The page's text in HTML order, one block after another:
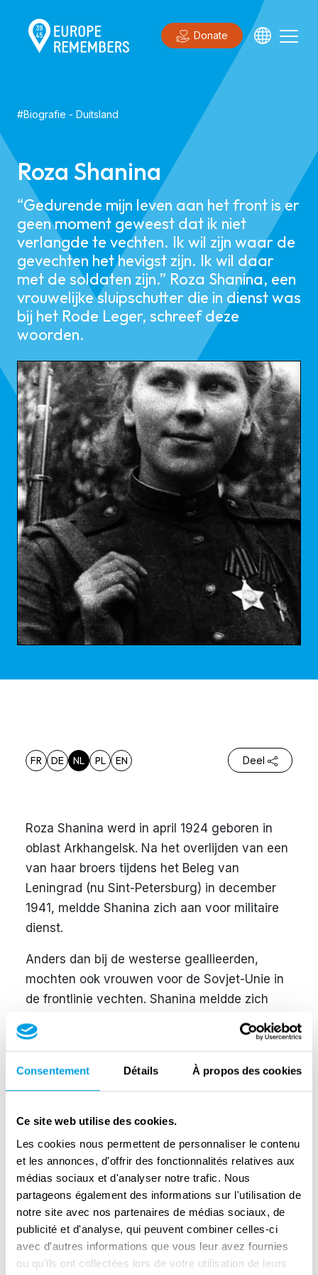
Consentement Détails À propos des cookies
Ce site web utilise des cookies.
Les cookies nous permettent de personnaliser le contenu
et les annonces, d'offrir des fonctionnalités relatives aux
médias sociaux et d'analyser notre trafic. Nous
partageons également des informations sur l'utilisation de
notre site avec nos partenaires de médias sociaux, de
publicité et d'analyse, qui peuvent combiner celles-ci
avec d'autres informations que vous leur avez fournies
ou qu'ils ont collectées lors de votre utilisation de leurs
Donate
#Biografie - Duitsland
Roza Shanina
“Gedurende mijn leven aan het front is er
geen moment geweest dat ik niet
verlangde te vechten. Ik wil zijn waar de
gevechten het hevigst zijn. Ik wil daar
met de soldaten zijn.” Roza Shanina, een
vrouwelijke sluipschutter die in dienst was
bij het Rode Leger, schreef deze
woorden.
FR DE NL PL EN Deel
Roza Shanina werd in april 1924 geboren in
oblast Arkhangelsk. Na het overlijden van een
van haar broers tijdens het Beleg van
Leningrad (nu Sint-Petersburg) in december
1941, meldde Shanina zich aan voor militaire
dienst.
Anders dan bij de westerse geallieerden,
mochten ook vrouwen voor de Sovjet-Unie in
de frontlinie vechten. Shanina meldde zich
aan als sluipschutter en mocht in juni 1943 de
centrale sluipschuttersopleiding voor vrouwen
het peloton van vrouwelijke sluipschutters in
e
doodde ze haar eerste Duitse soldaat. Tegen
het eind van maart 1944 werd Shanina de
eerste vrouwelijke militair uit het 3
Wit-
Russische front die een Orde van de Glorie (3
klasse) ontving. Op dat moment stonden er
meer dan twintig doden op haar naam.
Shanina schreef in haar dagboek dat ze
steeds ongevoeliger werd over de dood,